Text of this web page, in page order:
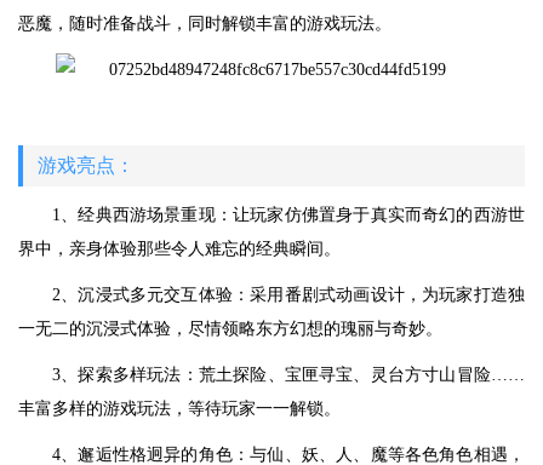
恶魔，随时准备战斗，同时解锁丰富的游戏玩法。
游戏亮点：
1、经典西游场景重现：让玩家仿佛置身于真实而奇幻的西游世
界中，亲身体验那些令人难忘的经典瞬间。
2、沉浸式多元交互体验：采用番剧式动画设计，为玩家打造独
一无二的沉浸式体验，尽情领略东方幻想的瑰丽与奇妙。
3、探索多样玩法：荒土探险、宝匣寻宝、灵台方寸山冒险……
丰富多样的游戏玩法，等待玩家一一解锁。
4、邂逅性格迥异的角色：与仙、妖、人、魔等各色角色相遇，